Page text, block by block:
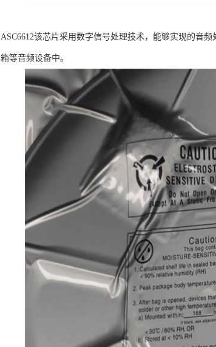
ASC6612该芯片采用数字信号处理技术，能够实现的音
箱等音频设备中。